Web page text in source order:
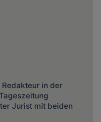
in der
Jurist mit beiden